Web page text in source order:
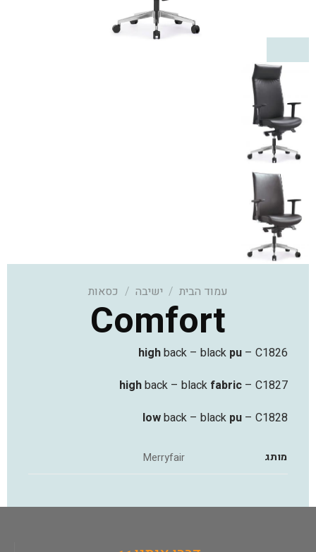
עמוד הבית / ישיבה / כסאות
Comfort
highback – black pu – C1826
highback – black fabric – C1827
lowback – black pu – C1828
מותג Merryfair